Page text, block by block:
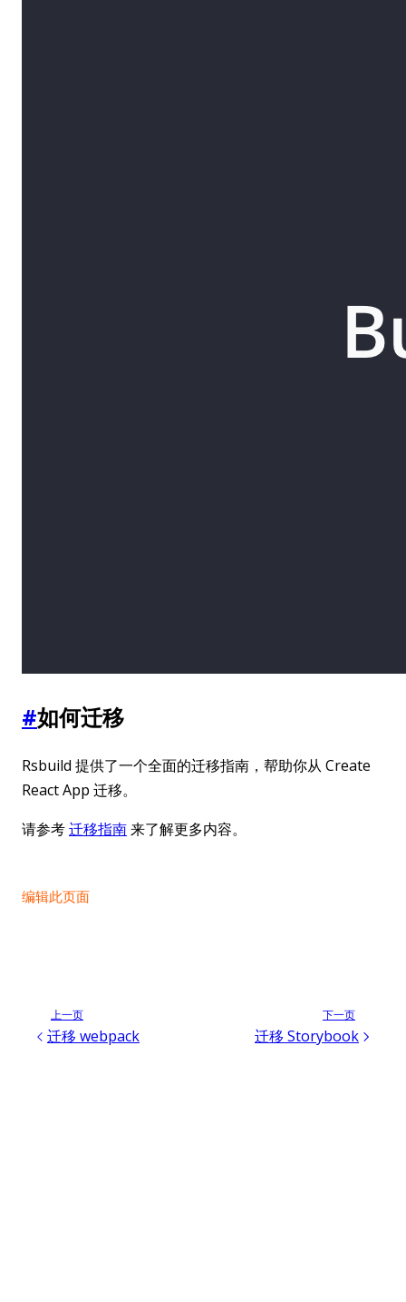
#如何迁移
Rsbuild 提供了一个全面的迁移指南，帮助你从 Create
React App 迁移。
请参考迁移指南来了解更多内容。
编辑此页面
上一页
迁移 webpack
下一页
迁移 Storybook